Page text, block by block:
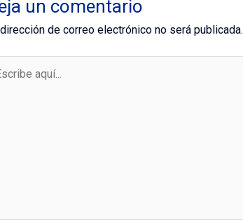
un comentario
de correo electrónico no será publicada.